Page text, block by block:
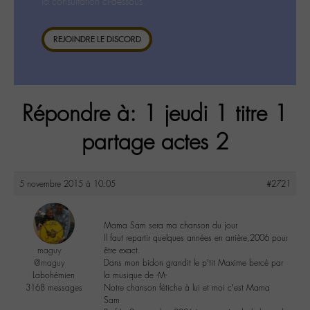
REJOINDRE LE DISCORD
Répondre à: 1 jeudi 1 titre 1
partage actes 2
5 novembre 2015 à 10:05 #2721
maguy
@maguy
Labohémien
3168 messages
Mama Sam sera ma chanson du jour
Il faut repartir quelques années en arrière,2006 pour
être exact.
Dans mon bidon grandit le p’tit Maxime bercé par
la musique de -M-
Notre chanson fétiche à lui et moi c’est Mama
Sam